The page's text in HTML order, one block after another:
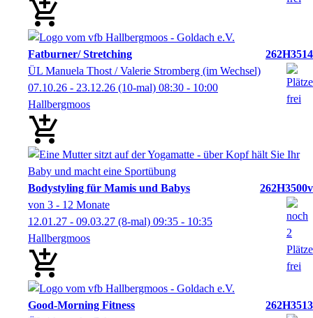
Fatburner/ Stretching
262H3514
ÜL Manuela Thost / Valerie Stromberg (im Wechsel)
07.10.26 - 23.12.26 (10-mal) 08:30 - 10:00
Hallbergmoos
Bodystyling für Mamis und Babys
262H3500v
von 3 - 12 Monate
12.01.27 - 09.03.27 (8-mal) 09:35 - 10:35
Hallbergmoos
Good-Morning Fitness
262H3513